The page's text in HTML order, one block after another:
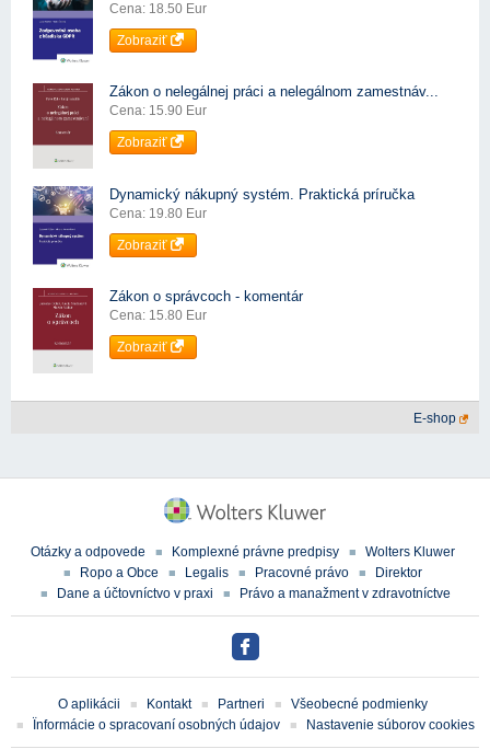
Cena: 18.50 Eur
Zobraziť
Zákon o nelegálnej práci a nelegálnom zamestnáv...
Cena: 15.90 Eur
Zobraziť
Dynamický nákupný systém. Praktická príručka
Cena: 19.80 Eur
Zobraziť
Zákon o správcoch - komentár
Cena: 15.80 Eur
Zobraziť
E-shop
Otázky a odpovede Komplexné právne predpisy
Wolters Kluwer
Ropo a Obce
Legalis Pracovné právo
Direktor
Dane a účtovníctvo v praxi
Právo a manažment v zdravotníctve
O aplikácii Kontakt Partneri
Všeobecné podmienky
Ïnformácie o spracovaní osobných údajov
Nastavenie súborov cookies